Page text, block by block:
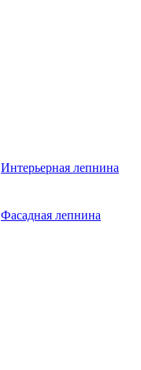
Интерьерная лепнина
Фасадная лепнина